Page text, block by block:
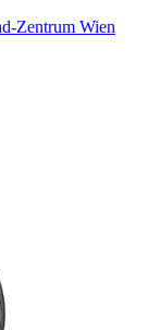
Zentrum Wien